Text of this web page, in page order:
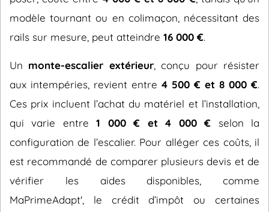
modèle tournant ou en colimaçon, nécessitant des
rails sur mesure, peut atteindre 16 000 €.
Un monte-escalier extérieur, conçu pour résister
aux intempéries, revient entre 4 500 € et 8 000 €.
Ces prix incluent l’achat du matériel et l’installation,
qui varie entre1 000 € et 4 000 € selon la
configuration de l’escalier. Pour alléger ces coûts, il
est recommandé de comparer plusieurs devis et de
vérifier les aides disponibles, comme
MaPrimeAdapt', le crédit d’impôt ou certaines